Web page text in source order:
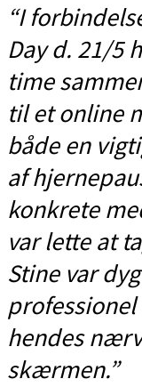
“I
Day d. 21/5
time
til et online
både en
af
konkrete
var lette at
Stine var
hendes
skærmen.”